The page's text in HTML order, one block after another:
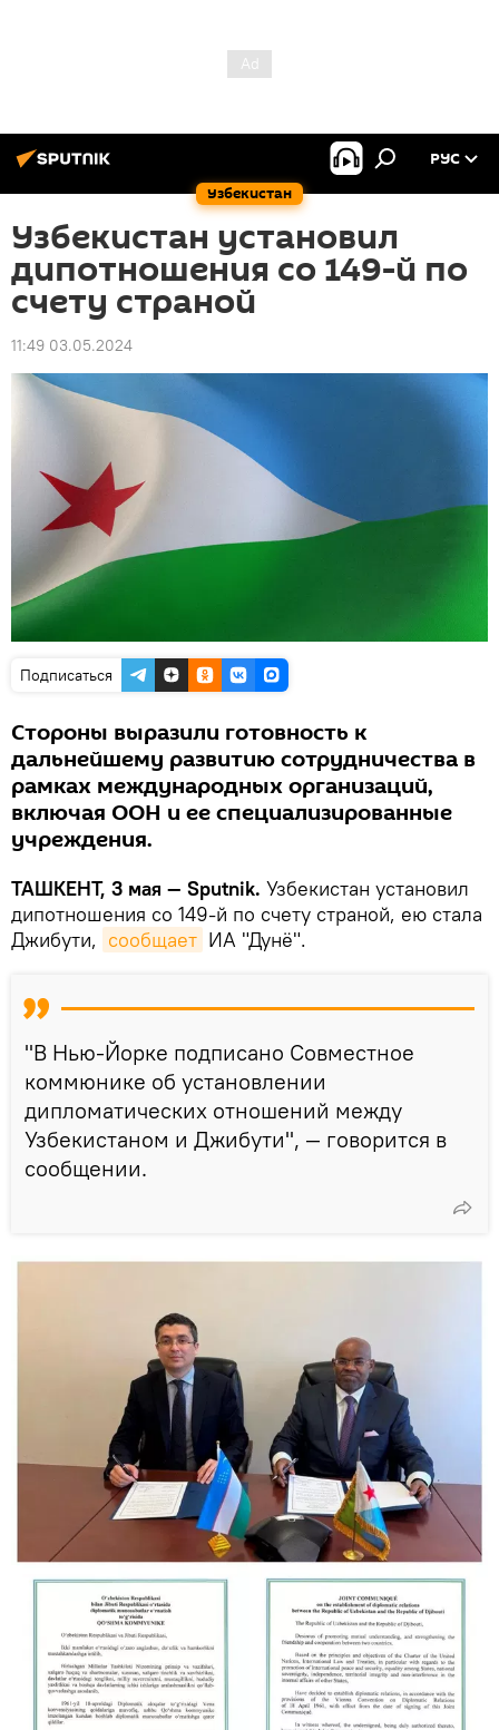
Узбекистан
РУС
Узбекистан установил
дипотношения со 149-й по
счету страной
11:49 03.05.2024
Подписаться
Стороны выразили готовность к
дальнейшему развитию сотрудничества в
рамках международных организаций,
включая ООН и ее специализированные
учреждения.
ТАШКЕНТ, 3 мая — Sputnik. Узбекистан установил
дипотношения со 149-й по счету страной, ею стала
Джибути, сообщает ИА "Дунё".
"В Нью-Йорке подписано Совместное
коммюнике об установлении
дипломатических отношений между
Узбекистаном и Джибути", — говорится в
сообщении.